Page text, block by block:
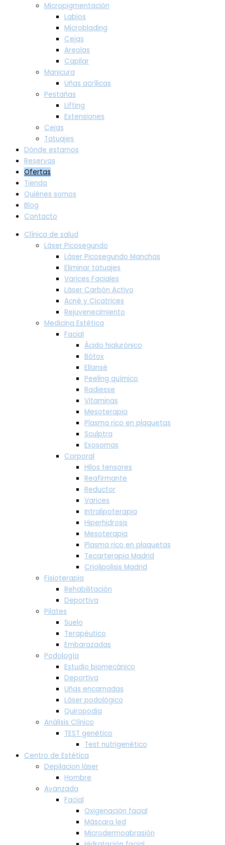
Micropigmentación
Labios
Microblading
Cejas
Areolas
Capilar
Manicura
Uñas acrílicas
Pestañas
Lifting
Extensiones
Cejas
Tatuajes
Dónde estamos
Reservas
Ofertas
Tienda
Quiénes somos
Blog
Contacto
Clínica de salud
Láser Picosegundo
Láser Picosegundo Manchas
Eliminar tatuajes
Varices Faciales
Láser Carbón Activo
Acné y Cicatrices
Rejuvenecimiento
Medicina Estética
Facial
Ácido hialurónico
Bótox
Ellansé
Peeling químico
Radiesse
Vitaminas
Mesoterapia
Plasma rico en plaquetas
Sculptra
Exosomas
Corporal
Hilos tensores
Reafirmante
Reductor
Varices
Intralipoterapia
Hiperhidrosis
Mesoterapia
Plasma rico en plaquetas
Tecarterapia Madrid
Criolipolisis Madrid
Fisioterapia
Rehabilitación
Deportiva
Pilates
Suelo
Terapéutico
Embarazadas
Podología
Estudio biomecánico
Deportiva
Uñas encarnadas
Láser podológico
Quiropodia
Análisis Clínico
TEST genético
Test nutrigenético
Centro de Estética
Depilacion láser
Hombre
Avanzada
Facial
Oxigenación facial
Máscara led
Microdermoabrasión